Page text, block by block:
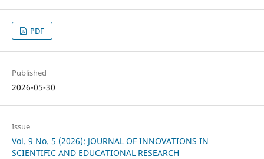
PDF
Published
2026-05-30
Issue
Vol. 9 No. 5 (2026): JOURNAL OF INNOVATIONS IN
SCIENTIFIC AND EDUCATIONAL RESEARCH